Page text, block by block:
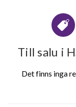
Till salu i
Det finns inga